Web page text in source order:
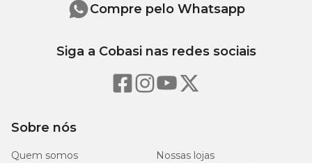
Sobre nós
Quem somos
Nossas lojas
Compre pelo Whatsapp
Siga a Cobasi nas redes sociais